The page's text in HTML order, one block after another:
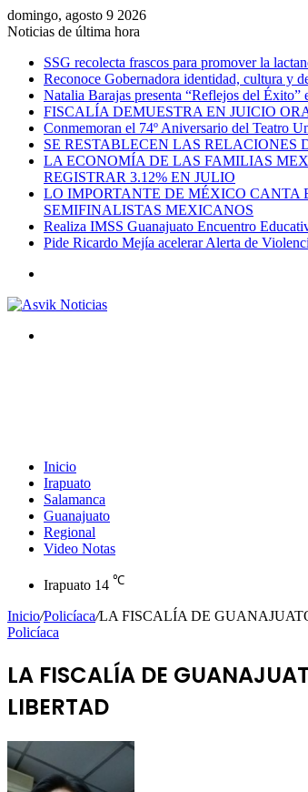
domingo, agosto 9 2026
Noticias de última hora
SSG recolecta frascos para promover la
Reconoce Gobernadora identidad, cultura y
Natalia Barajas presenta “Reflejos del Éxito”
FISCALÍA DEMUESTRA EN JUICIO
Conmemoran el 74º Aniversario del Teatro
SE RESTABLECEN LAS
LA ECONOMÍA DE LAS FAMILIAS
REGISTRAR 3.12% EN JULIO
LO IMPORTANTE DE MÉXICO CANTA
SEMIFINALISTAS MEXICANOS
Realiza IMSS Guanajuato Encuentro
Pide Ricardo Mejía acelerar Alerta de
Inicio
Irapuato
Salamanca
Guanajuato
Regional
Video Notas
Irapuato 14 ℃
Inicio/Policíaca/LA FISCALÍA DE
Policíaca
LA FISCALÍA DE
LIBERTAD